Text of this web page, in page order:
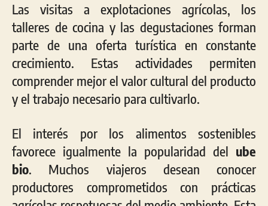
Las visitas a explotaciones agrícolas, los
talleres de cocina y las degustaciones forman
parte de una oferta turística en constante
crecimiento. Estas actividades permiten
comprender mejor el valor cultural del producto
y el trabajo necesario para cultivarlo.
El interés por los alimentos sostenibles
favorece igualmente la popularidad del ube
bio. Muchos viajeros desean conocer
productores comprometidos con prácticas